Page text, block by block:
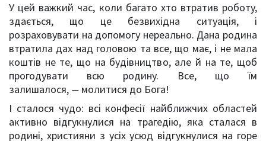
У цей важкий час, коли багато хто втратив роботу,
здається, що це безвихідна ситуація, і
розраховувати на допомогу нереально. Дана родина
втратила дах над головою та все, що має, і не мала
коштів не те, що на будівництво, але й на те, щоб
прогодувати всю родину. Все, що їм
залишалося, — молитися до Бога!
І сталося чудо: всі конфесії найближчих областей
активно відгукнулися на трагедію, яка сталася в
родині, християни з усіх усюд відгукнулися на горе